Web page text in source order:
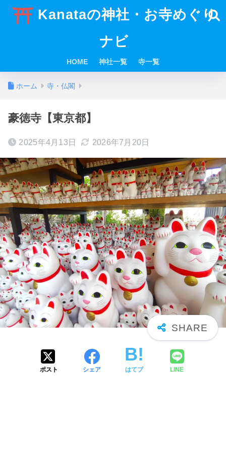
Kanataの神社・お寺めぐり
ナビ
HOME 神社一覧 寺一覧
ホーム 寺・仏閣
豪徳寺【東京都】
2025年4月13日 2026年7月20日
ポスト シェア はてブ LINE